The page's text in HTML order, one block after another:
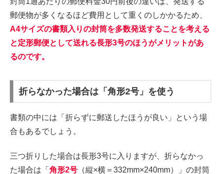
郵便物が多くなるほど費用として重くのしかかるため、
A4サイズの書類入りの封筒を多数発送することを考える
と定形郵便として送れる長形3号のほうがメリットがあ
るのです。
折らなかった場合は「角形2号」を使う
書類の中には「折らずに郵送したほうが良い」という場
合もあるでしょう。
三つ折りした場合は長形3号に入りますが、折らなかっ
た場合は「 角形2号 （縦×横＝332mm×240mm）」の封筒